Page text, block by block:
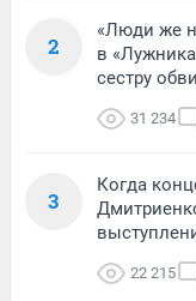
2
«Люди же
в
сестру
31 234
3
Когда
22 215